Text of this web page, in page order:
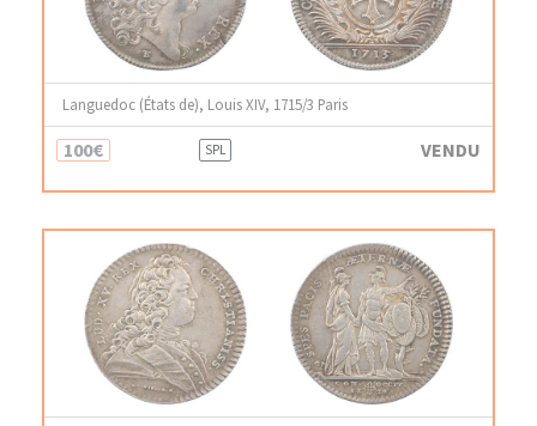
Languedoc (États de), Louis XIV, 1715/3 Paris
100€ SPL VENDU